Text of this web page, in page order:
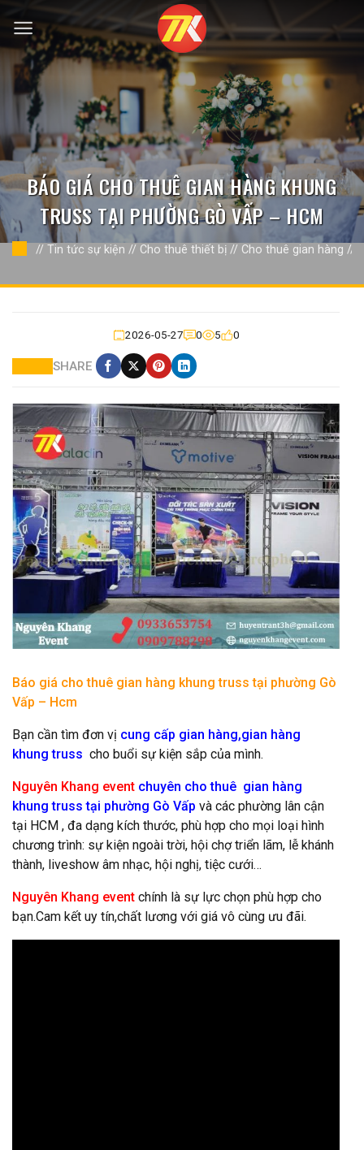
qua
nội
dung
BÁO GIÁ CHO THUÊ GIAN HÀNG KHUNG
TRUSS TẠI PHƯỜNG GÒ VẤP – HCM
// Tin tức sự kiện // Cho thuê thiết bị // Cho thuê gian hàng //
2026-05-27 0 5 0
SHARE
Báo giá cho thuê gian hàng khung truss tại phường Gò
Vấp – Hcm
Bạn cần tìm đơn vị cung cấp gian hàng,gian hàng
khung truss cho buổi sự kiện sắp của mình.
Nguyên Khang event chuyên cho thuê gian hàng
khung truss tại phường Gò Vấp và các phường lân cận
tại HCM , đa dạng kích thước, phù hợp cho mọi loại hình
chương trình: sự kiện ngoài trời, hội chợ triển lãm, lễ khánh
thành, liveshow âm nhạc, hội nghị, tiệc cưới…
Nguyên Khang event chính là sự lực chọn phù hợp cho
bạn.Cam kết uy tín,chất lương với giá vô cùng ưu đãi.